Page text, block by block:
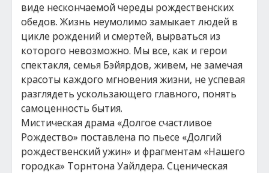
виде нескончаемой череды рождественских
обедов. Жизнь неумолимо замыкает людей в
цикле рождений и смертей, вырваться из
которого невозможно. Мы все, как и герои
спектакля, семья Бэйярдов, живем, не замечая
красоты каждого мгновения жизни, не успевая
разглядеть ускользающего главного, понять
самоценность бытия.
Мистическая драма «Долгое счастливое
Рождество» поставлена по пьесе «Долгий
рождественский ужин» и фрагментам «Нашего
городка» Торнтона Уайлдера. Сценическая